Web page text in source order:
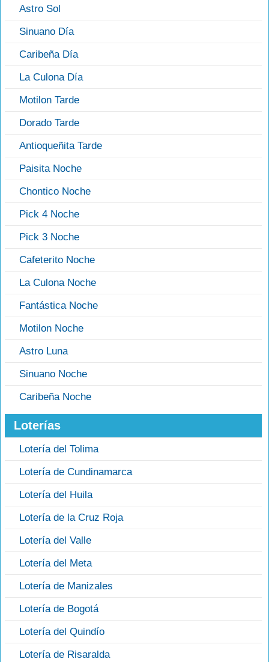
Astro Sol
Sinuano Día
Caribeña Día
La Culona Día
Motilon Tarde
Dorado Tarde
Antioqueñita Tarde
Paisita Noche
Chontico Noche
Pick 4 Noche
Pick 3 Noche
Cafeterito Noche
La Culona Noche
Fantástica Noche
Motilon Noche
Astro Luna
Sinuano Noche
Caribeña Noche
Loterías
Lotería del Tolima
Lotería de Cundinamarca
Lotería del Huila
Lotería de la Cruz Roja
Lotería del Valle
Lotería del Meta
Lotería de Manizales
Lotería de Bogotá
Lotería del Quindío
Lotería de Risaralda